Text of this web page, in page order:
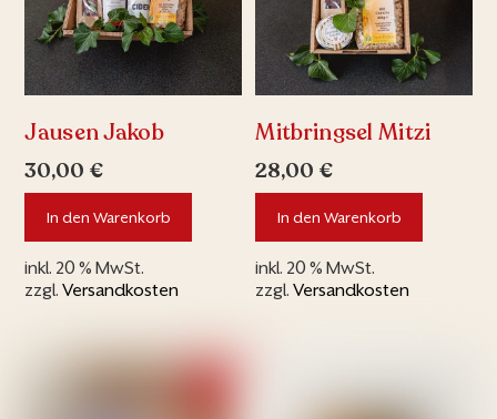
Jausen Jakob
30,00 €
In den Warenkorb
inkl. 20 % MwSt.
zzgl.Versandkosten
Mitbringsel Mitzi
28,00 €
In den Warenkorb
inkl. 20 % MwSt.
zzgl.Versandkosten